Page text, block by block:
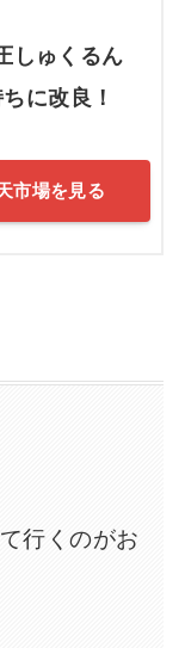
しゅくるん
に改良！
市場を見る
行くのがお